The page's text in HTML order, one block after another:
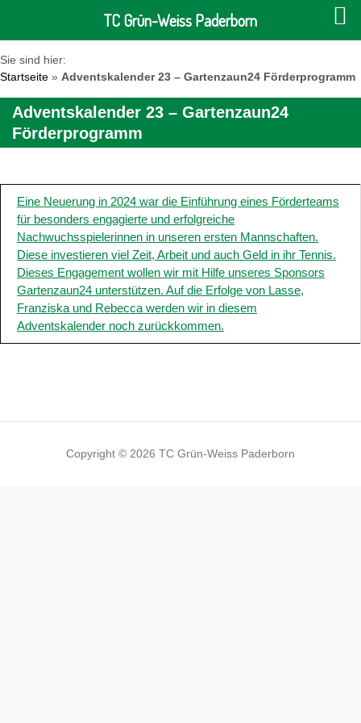
Sie sind hier:
Startseite » Adventskalender 23 – Gartenzaun24 Förderprogramm
Adventskalender 23 – Gartenzaun24
Förderprogramm
Eine Neuerung in 2024 war die Einführung eines Förderteams
für besonders engagierte und erfolgreiche
Nachwuchsspielerinnen in unseren ersten Mannschaften.
Diese investieren viel Zeit, Arbeit und auch Geld in ihr Tennis.
Dieses Engagement wollen wir mit Hilfe unseres Sponsors
Gartenzaun24 unterstützen. Auf die Erfolge von Lasse,
Franziska und Rebecca werden wir in diesem
Adventskalender noch zurückkommen.
Copyright © 2026 TC Grün-Weiss Paderborn
TC Grün-Weiss Paderborn